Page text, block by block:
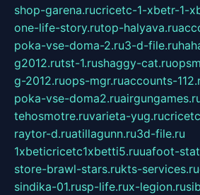
shop-garena.rucricetc-1-xbetr-1-
one-life-story.rutop-halyava.ru
poka-vse-doma-2.ru3-d-file.ru
g2012.rutst-1.rushaggy-cat.ru
g-2012.ruops-mgr.ruaccounts-
poka-vse-doma2.ru
tehosmotre.ruvarieta-yug.ru
raytor-d.ruatillagunn.ru3d-file.ru
1xbeticricetc1xbetti5.ruuafoot-
store-brawl-stars.rukts-services.ru
sindika-01.rusp-life.rux-legion.ru